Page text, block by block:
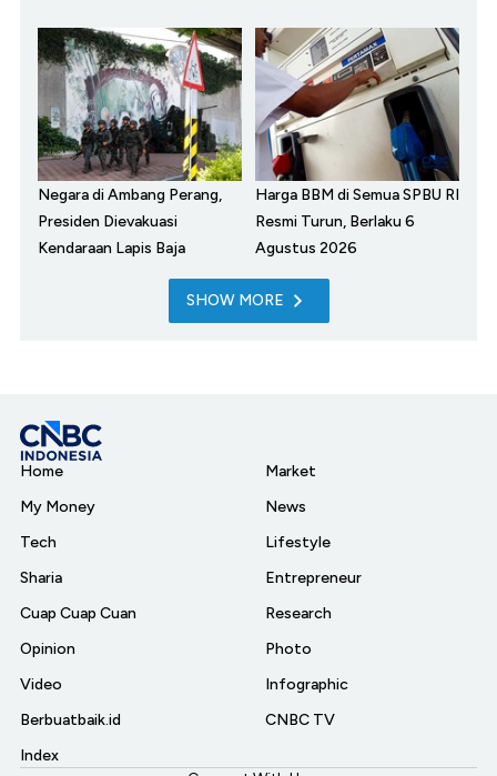
Negara di Ambang Perang,
Presiden Dievakuasi
Kendaraan Lapis Baja
Harga BBM di Semua SPBU RI
Resmi Turun, Berlaku 6
Agustus 2026
SHOW MORE
Home
My Money
Tech
Sharia
Cuap Cuap Cuan
Opinion
Video
Berbuatbaik.id
Index
Market
News
Lifestyle
Entrepreneur
Research
Photo
Infographic
CNBC TV